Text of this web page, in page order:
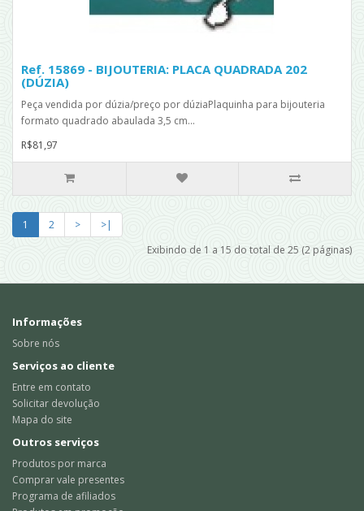
Ref. 15869 - BIJOUTERIA: PLACA QUADRADA 202
(DÚZIA)
Peça vendida por dúzia/preço por dúziaPlaquinha para bijouteria
formato quadrado abaulada 3,5 cm...
R$81,97
1 2 >
>|
Exibindo de 1 a 15 do total de 25 (2 páginas)
Informações
Sobre nós
Serviços ao cliente
Entre em contato
Solicitar devolução
Mapa do site
Outros serviços
Produtos por marca
Comprar vale presentes
Programa de afiliados